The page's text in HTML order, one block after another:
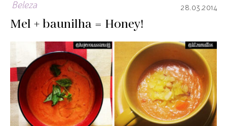
Beleza 28.03.2014
Mel + baunilha = Honey!